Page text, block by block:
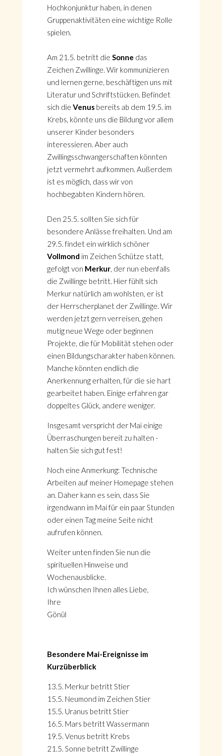
Hochkonjunktur haben, in denen
Gruppenaktivitäten eine wichtige Rolle
spielen.
Am 21.5. betritt die Sonne das
Zeichen Zwillinge. Wir kommunizieren
und lernen gerne, beschäftigen uns mit
Literatur und Schriftstücken. Befindet
sich die Venusbereits ab dem 19.5. im
Krebs, könnte uns die Bildung vor allem
unserer Kinder besonders
interessieren. Aber auch
Zwillingsschwangerschaften könnten
jetzt vermehrt aufkommen. Außerdem
ist es möglich, dass wir von
hochbegabten Kindern hören.
Den 25.5. sollten Sie sich für
besondere Anlässe freihalten. Und am
29.5. findet ein wirklich schöner
Vollmond im Zeichen Schütze statt,
gefolgt von Merkur, der nun ebenfalls
die Zwillinge betritt. Hier fühlt sich
Merkur natürlich am wohlsten, er ist
der Herrscherplanet der Zwillinge. Wir
werden jetzt gern verreisen, gehen
mutig neue Wege oder beginnen
Projekte, die für Mobilität stehen oder
einen Bildungscharakter haben können.
Manche könnten endlich die
Anerkennung erhalten, für die sie hart
gearbeitet haben. Einige erfahren gar
doppeltes Glück, andere weniger.
Insgesamt verspricht der Mai einige
Überraschungen bereit zu halten -
halten Sie sich gut fest!
Noch eine Anmerkung: Technische
Arbeiten auf meiner Homepage stehen
an. Daher kann es sein, dass Sie
irgendwann im Mai für ein paar Stunden
oder einen Tag meine Seite nicht
aufrufen können.
Weiter unten finden Sie nun die
spirituellen Hinweise und
Wochenausblicke.
Ich wünschen Ihnen alles Liebe,
Ihre
Gönül
Besondere Mai-Ereignisse im
Kurzüberblick
13.5. Merkur betritt Stier
15.5. Neumond im Zeichen Stier
15.5. Uranus betritt Stier
16.5. Mars betritt Wassermann
19.5. Venus betritt Krebs
21.5. Sonne betritt Zwillinge